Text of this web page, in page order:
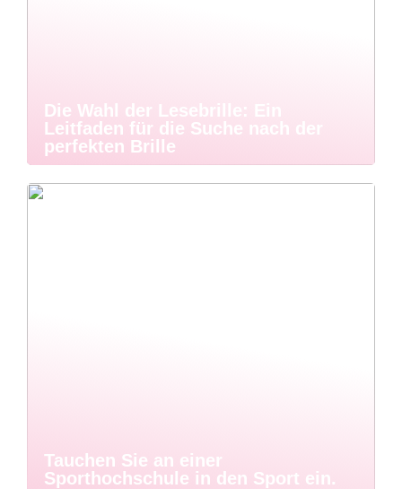
Die Wahl der Lesebrille: Ein
Leitfaden für die Suche nach der
perfekten Brille
Tauchen Sie an einer
Sporthochschule in den Sport ein.